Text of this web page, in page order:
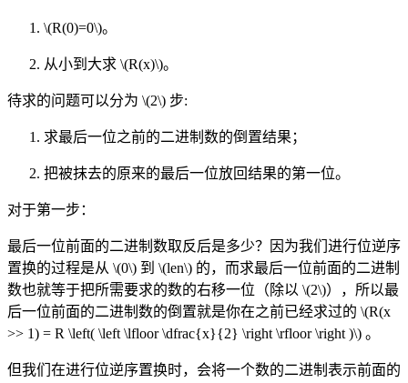
\(R(0)=0\)。
从小到大求 \(R(x)\)。
待求的问题可以分为 \(2\) 步:
求最后一位之前的二进制数的倒置结果；
把被抹去的原来的最后一位放回结果的第一位。
对于第一步：
最后一位前面的二进制数取反后是多少？因为我们进行位逆序
置换的过程是从 \(0\) 到 \(len\) 的，而求最后一位前面的二进制
数也就等于把所需要求的数的右移一位（除以 \(2\)），所以最
后一位前面的二进制数的倒置就是你在之前已经求过的 \(R(x
>> 1) = R \left( \left \lfloor \dfrac{x}{2} \right \rfloor \right )\) 。
但我们在进行位逆序置换时，会将一个数的二进制表示前面的